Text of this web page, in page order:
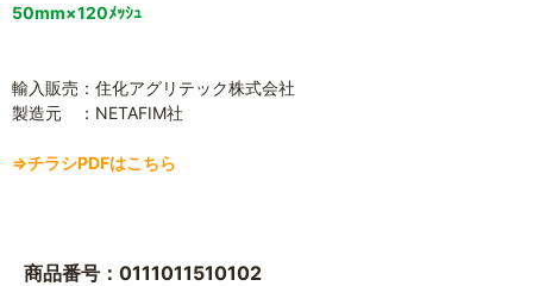
50mm×120ﾒｯｼｭ
輸入販売：住化アグリテック株式会社
製造元 ：NETAFIM社
⇒チラシPDFはこちら
商品番号：0111011510102